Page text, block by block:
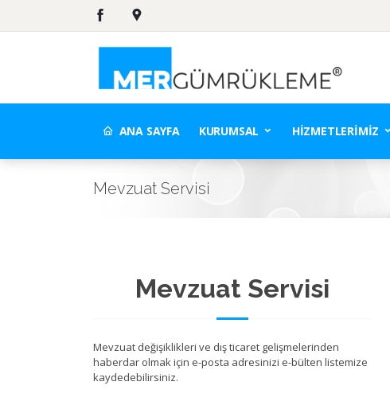
ANA SAYFA KURUMSAL HIZMETLERIMIZ
Mevzuat Servisi
Mevzuat Servisi
Mevzuat değişiklikleri ve dış ticaret gelişmelerinden
haberdar olmak için e-posta adresinizi e-bülten listemize
kaydedebilirsiniz.